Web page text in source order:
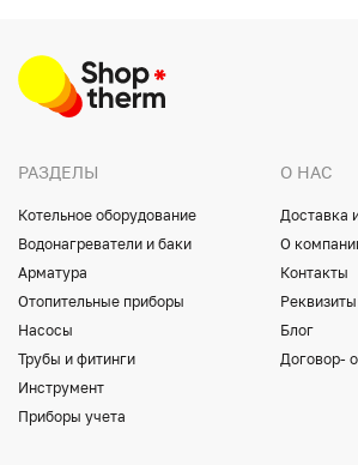
РАЗДЕЛЫ
Котельное оборудование
Водонагреватели и баки
Арматура
Отопительные приборы
Насосы
Трубы и фитинги
Инструмент
Приборы учета
О НАС
Доставка
О
Контакты
Реквизиты
Блог
Договор-